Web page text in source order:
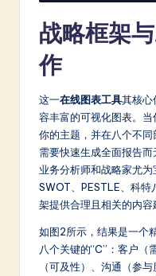
in
A
&
o
ft
w
战略框架
作
这一在线图表工具其核心
容丰富的可视化图表。
你的主题，并在八个不
需要快速生成全面报告
业务分析师和战略家尤
SWOT、PESTLE、科特
架提供合理且相关的内容
如图2所示，结果是一个
八个关键的“C”：客户（
（可及性）、沟通（参